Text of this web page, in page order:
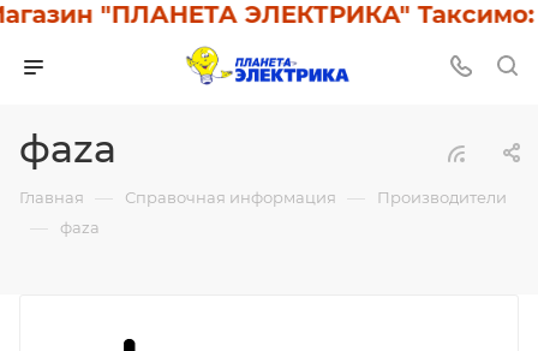
"ПЛАНЕТА ЭЛЕКТРИКА"
фаzа
Главная — Справочная информация — Производители
— фаzа